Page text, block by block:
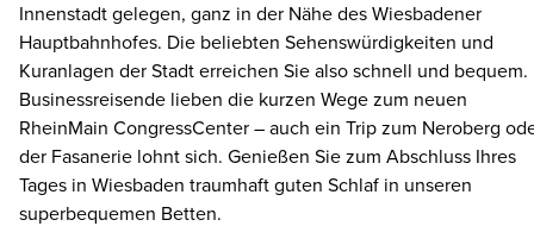
Innenstadt gelegen, ganz in der Nähe des Wiesbadener
Hauptbahnhofes. Die beliebten Sehenswürdigkeiten und
Kuranlagen der Stadt erreichen Sie also schnell und bequem.
Businessreisende lieben die kurzen Wege zum neuen
RheinMain CongressCenter – auch ein Trip zum Neroberg
der Fasanerie lohnt sich. Genießen Sie zum Abschluss Ihres
Tages in Wiesbaden traumhaft guten Schlaf in unseren
superbequemen Betten.